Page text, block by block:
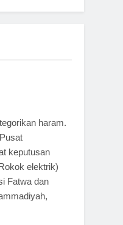
haram.
keputusan
elektrik)
Fatwa dan